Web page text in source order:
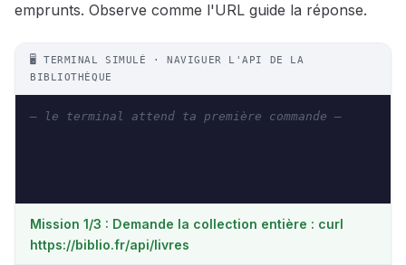
emprunts. Observe comme l'URL guide la réponse.
🖥️ TERMINAL SIMULÉ · NAVIGUER L'API DE LA
BIBLIOTHÈQUE
Mission 1/3 : Demande la collection entière : curl
https://biblio.fr/api/livres